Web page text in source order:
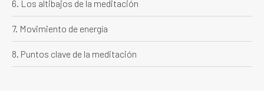
6. Los altibajos de la meditación
7. Movimiento de energía
8. Puntos clave de la meditación